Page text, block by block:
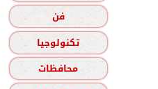
فن
تكنولوجيا
محافظات